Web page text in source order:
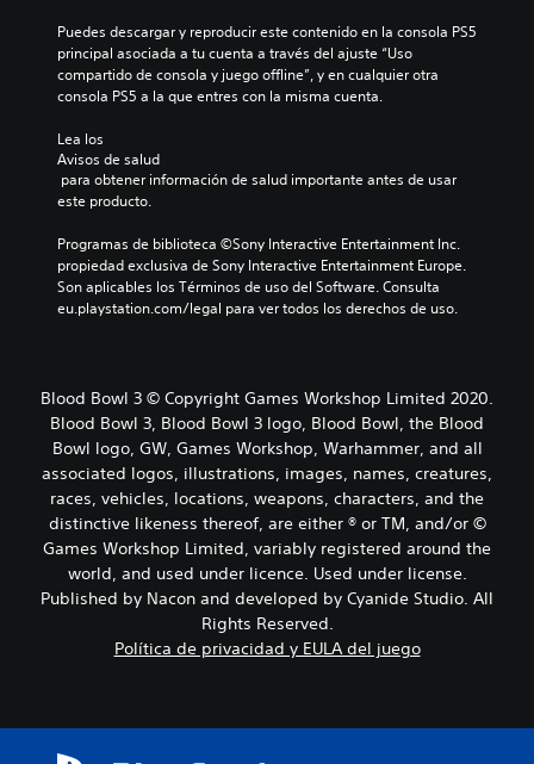
Puedes descargar y reproducir este contenido en la consola PS5
principal asociada a tu cuenta a través del ajuste “Uso
compartido de consola y juego offline”, y en cualquier otra
consola PS5 a la que entres con la misma cuenta.
Lea los
Avisos de salud
este producto.
Programas de biblioteca ©Sony Interactive Entertainment Inc.
propiedad exclusiva de Sony Interactive Entertainment Europe.
Son aplicables los Términos de uso del Software. Consulta
eu.playstation.com/legal para ver todos los derechos de uso.
Blood Bowl 3 © Copyright Games Workshop Limited 2020.
Blood Bowl 3, Blood Bowl 3 logo, Blood Bowl, the Blood
Bowl logo, GW, Games Workshop, Warhammer, and all
associated logos, illustrations, images, names, creatures,
races, vehicles, locations, weapons, characters, and the
distinctive likeness thereof, are either ® or TM, and/or ©
Games Workshop Limited, variably registered around the
world, and used under licence. Used under license.
Published by Nacon and developed by Cyanide Studio. All
Rights Reserved.
Política de privacidad y EULA del juego